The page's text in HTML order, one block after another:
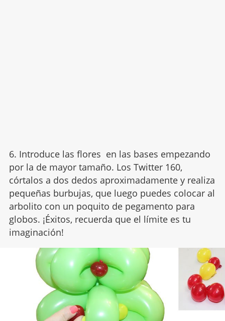
6. Introduce las flores en las bases empezando
por la de mayor tamaño. Los Twitter 160,
córtalos a dos dedos aproximadamente y realiza
pequeñas burbujas, que luego puedes colocar al
arbolito con un poquito de pegamento para
globos. ¡Éxitos, recuerda que el límite es tu
imaginación!